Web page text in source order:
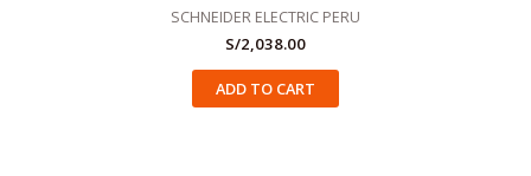
SCHNEIDER ELECTRIC PERU
S/2,038.00
ADD TO CART